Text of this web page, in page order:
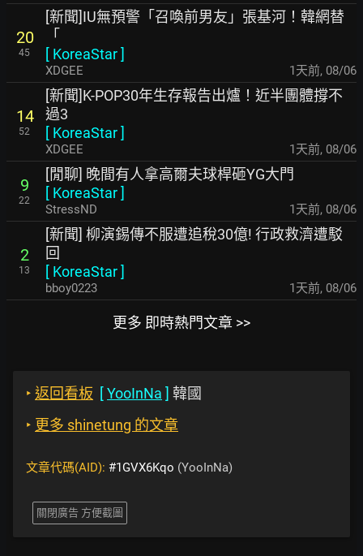
20
45
[新聞]IU無預警「召喚前男友」張基河！韓網替
「
[ KoreaStar]
XDGEE 1天前, 08/06
14
52
[新聞]K-POP30年生存報告出爐！近半團體撐不
過3
[ KoreaStar]
XDGEE 1天前, 08/06
9
22
[閒聊] 晚間有人拿高爾夫球桿砸YG大門
[ KoreaStar]
StressND 1天前, 08/06
2
13
[新聞] 柳演錫傳不服遭追稅30億! 行政救濟遭駁
回
[ KoreaStar]
bboy0223 1天前, 08/06
更多 即時熱門文章 >>
‣ 返回看板 [YooInNa ] 韓國
‣ 更多 shinetung 的文章
文章代碼(AID): #1GVX6Kqo (YooInNa)
關閉廣告 方便截圖